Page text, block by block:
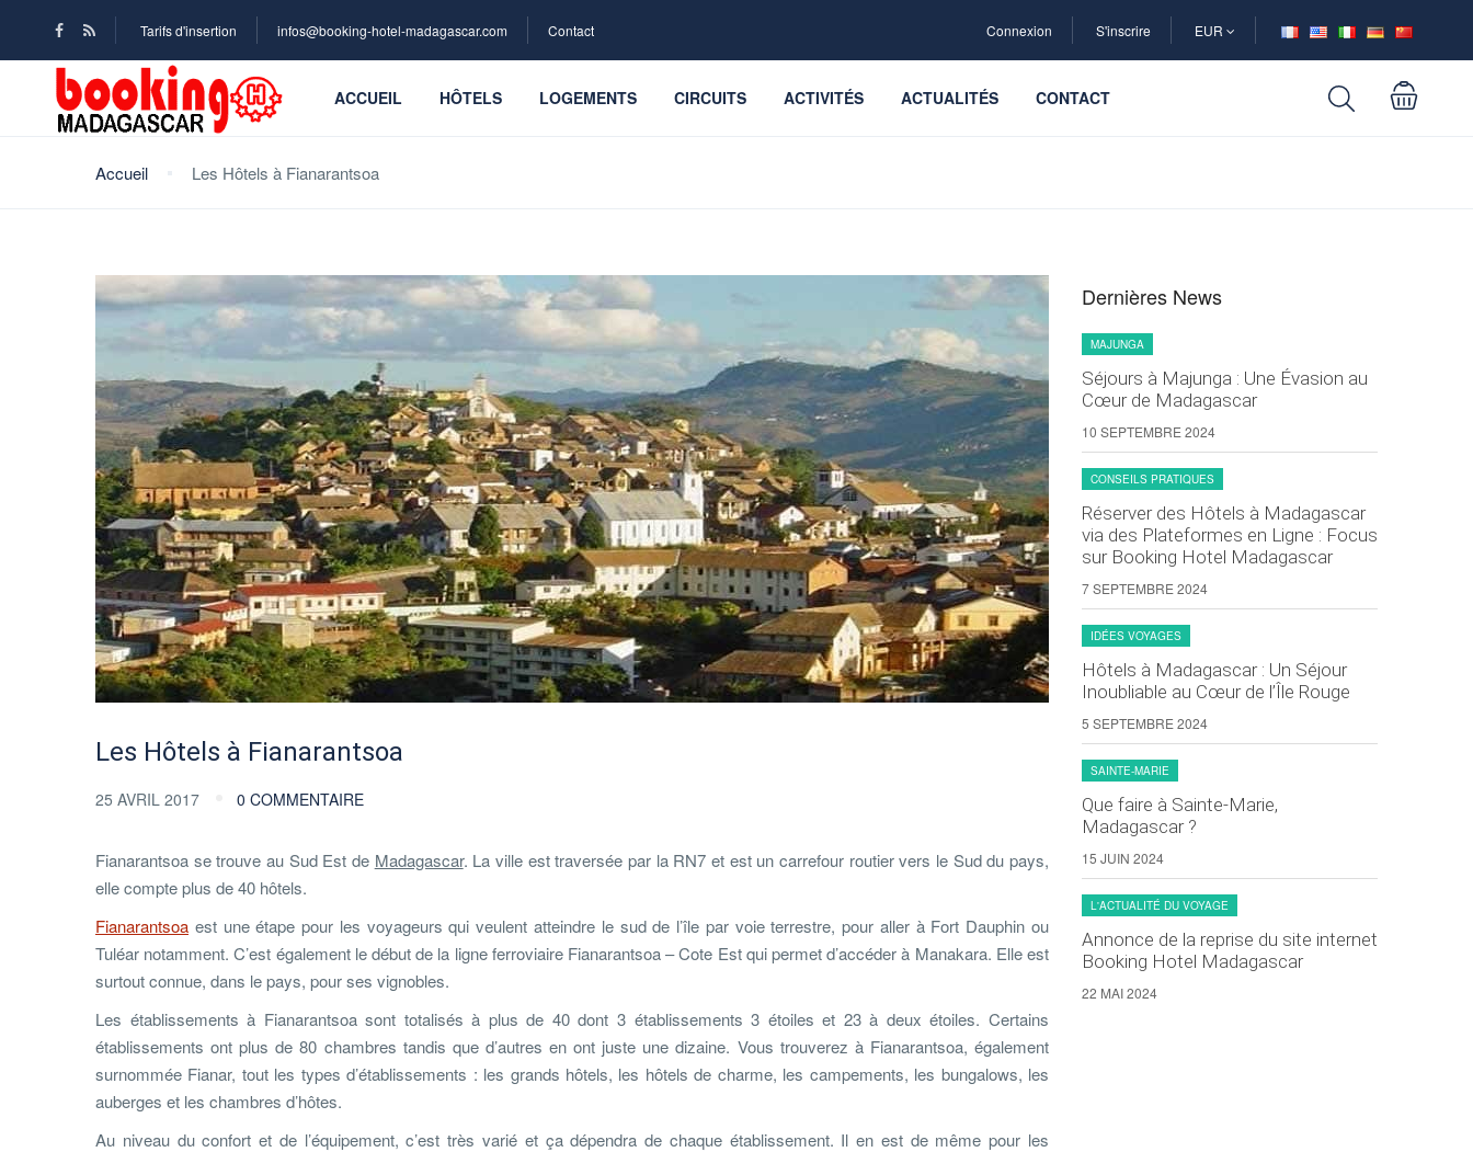
Tarifs d'insertion infos@booking-hotel-madagascar.com Contact Connexion S'inscrire EUR
ACCUEIL HÔTELS LOGEMENTS CIRCUITS ACTIVITÉS ACTUALITÉS CONTACT
Accueil Les Hôtels à Fianarantsoa
Les Hôtels à Fianarantsoa
25 AVRIL 2017 0 COMMENTAIRE
Fianarantsoa se trouve au Sud Est de Madagascar. La ville est traversée par la RN7 et est un carrefour routier vers le Sud du pays,
elle compte plus de 40 hôtels.
Fianarantsoa est une étape pour les voyageurs qui veulent atteindre le sud de l’île par voie terrestre, pour aller à Fort Dauphin ou
Tuléar notamment. C’est également le début de la ligne ferroviaire Fianarantsoa – Cote Est qui permet d’accéder à Manakara. Elle est
surtout connue, dans le pays, pour ses vignobles.
Les établissements à Fianarantsoa sont totalisés à plus de 40 dont 3 établissements 3 étoiles et 23 à deux étoiles. Certains
établissements ont plus de 80 chambres tandis que d’autres en ont juste une dizaine. Vous trouverez à Fianarantsoa, également
surnommée Fianar, tout les types d’établissements : les grands hôtels, les hôtels de charme, les campements, les bungalows, les
auberges et les chambres d’hôtes.
Au niveau du confort et de l’équipement, c’est très varié et ça dépendra de chaque établissement. Il en est de même pour les
Dernières News
MAJUNGA
Séjours à Majunga : Une Évasion au
Cœur de Madagascar
10 SEPTEMBRE 2024
CONSEILS PRATIQUES
Réserver des Hôtels à Madagascar
via des Plateformes en Ligne : Focus
sur Booking Hotel Madagascar
7 SEPTEMBRE 2024
IDÉES VOYAGES
Hôtels à Madagascar : Un Séjour
Inoubliable au Cœur de l’Île Rouge
5 SEPTEMBRE 2024
SAINTE-MARIE
Que faire à Sainte-Marie,
Madagascar ?
15 JUIN 2024
L'ACTUALITÉ DU VOYAGE
Annonce de la reprise du site internet
Booking Hotel Madagascar
22 MAI 2024